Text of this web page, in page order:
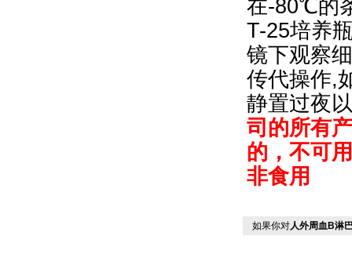
在-80℃的
T-25培养
镜下观察
传代操作,
静置过夜
司的所有
的，不可
非食用
如果你对人外周血B淋